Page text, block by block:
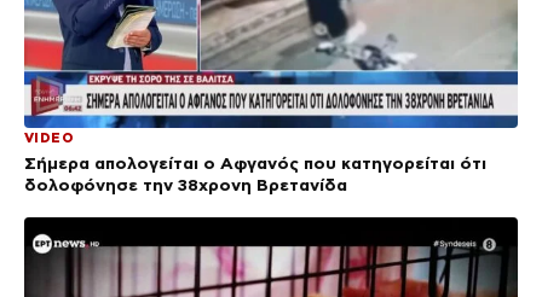
VIDEO
Σήμερα απολογείται ο Αφγανός που κατηγορείται ότι
δολοφόνησε την 38χρονη Βρετανίδα